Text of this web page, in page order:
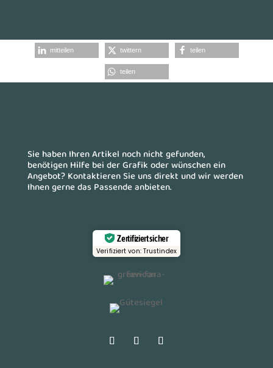
mitteilen twittern teilen
teilen
Sie haben Ihren Artikel noch nicht gefunden,
benötigen Hilfe bei der Grafik oder wünschen ein
Angebot? Kontaktieren Sie uns direkt und wir werden
Ihnen gerne das Passende anbieten.
Zertifiziert sicher
Verifiziert von: Trustindex